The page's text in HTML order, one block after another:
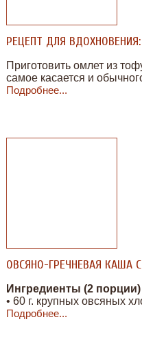
РЕЦЕПТ ДЛЯ
Приготовить омлет из
самое касается и
Подробнее...
ОВСЯНО-ГРЕЧНЕВАЯ КАША
Ингредиенты (2 порции)
• 60 г. крупных овсяных
Подробнее...